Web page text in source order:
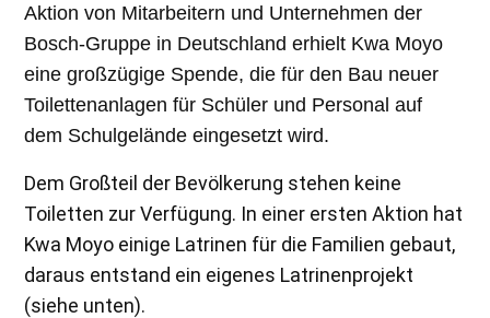
Aktion von Mitarbeitern und Unternehmen der
Bosch-Gruppe in Deutschland erhielt Kwa Moyo
eine großzügige Spende, die für den Bau neuer
Toilettenanlagen für Schüler und Personal auf
dem Schulgelände eingesetzt wird.
Dem Großteil der Bevölkerung stehen keine
Toiletten zur Verfügung. In einer ersten Aktion hat
Kwa Moyo einige Latrinen für die Familien gebaut,
daraus entstand ein eigenes Latrinenprojekt
(siehe unten).